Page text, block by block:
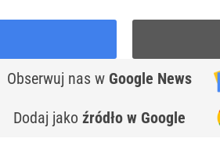
Obserwuj nas w Google News
Dodaj jako źródło w Google